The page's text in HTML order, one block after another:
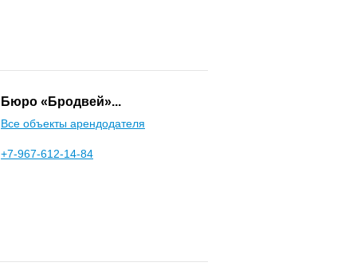
Бюро «Бродвей»...
Все объекты арендодателя
+7-967-612-14-84